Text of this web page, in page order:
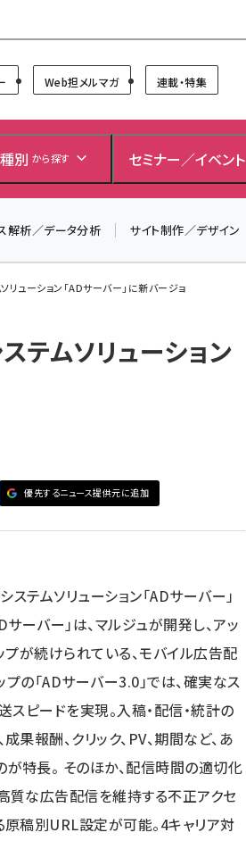
Web担メルマガ 連載・特集
別 から探す セミナー／イベント
解析／データ分析 サイト制作／デザイン
ューション「ADサーバー」に新バージョ
テムソリューション
優先するニュース提供元に追加
テムソリューション「ADサーバー」
ーバー」は、マルジュが開発し、アッ
プが続けられている、モバイル広告配
の「ADサーバー3.0」では、確実なス
ピードを実現。入稿・配信・統計の
報酬、クリック、PV、期間など、あ
特長。 そのほか、配信時間の適切化
質な広告配信を維持する不正アクセ
稿別URL設定が可能。4キャリア対